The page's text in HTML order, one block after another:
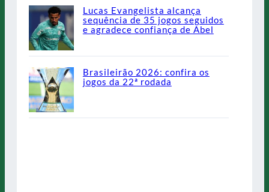
Lucas Evangelista alcança
sequência de 35 jogos seguidos
e agradece confiança de Abel
Brasileirão 2026: confira os
jogos da 22ª rodada